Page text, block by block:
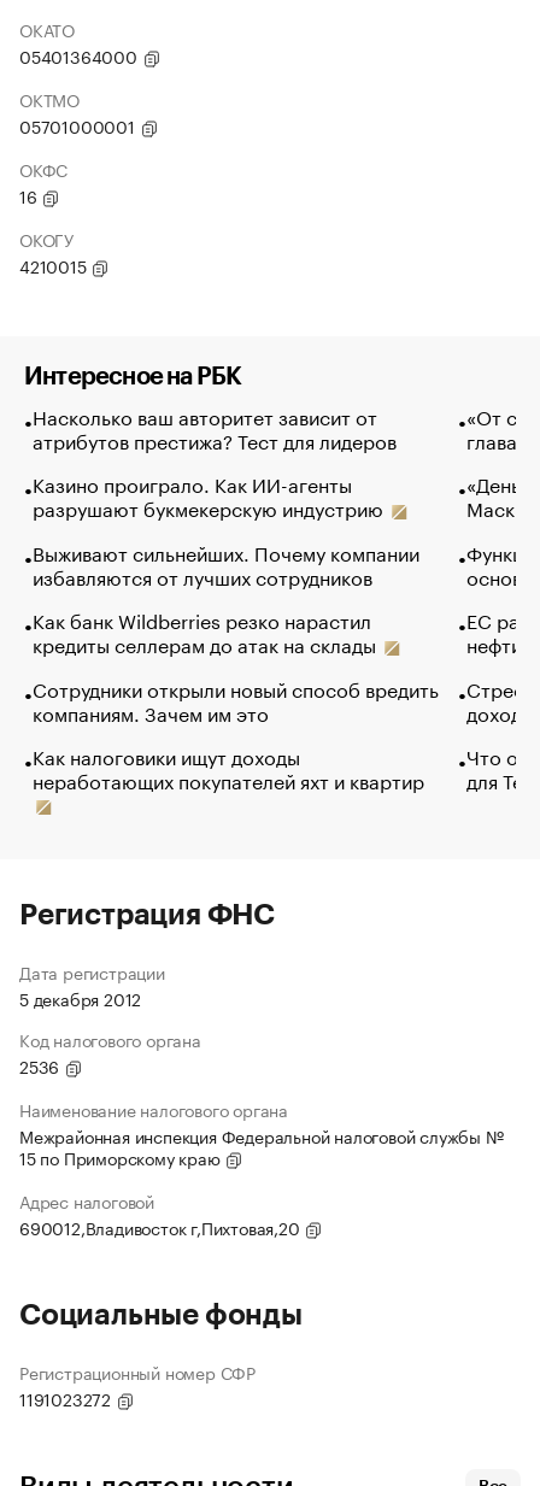
ОКАТО
05401364000
ОКТМО
05701000001
ОКФС
16
ОКОГУ
4210015
Интересное на РБК
Насколько ваш авторитет зависит от
атрибутов престижа? Тест для лидеров
Казино проиграло. Как ИИ-агенты
разрушают букмекерскую индустрию
Выживают сильнейших. Почему компании
избавляются от лучших сотрудников
Как банк Wildberries резко нарастил
кредиты селлерам до атак на склады
Сотрудники открыли новый способ вредить
компаниям. Зачем им это
Как налоговики ищут доходы
неработающих покупателей яхт и квартир
«От
глава
Маск в
основ
ЕС
нефти
Что
для
Регистрация ФНС
Дата регистрации
5 декабря 2012
Код налогового органа
2536
Наименование налогового органа
Межрайонная инспекция Федеральной налоговой службы №
15 по Приморскому краю
Адрес налоговой
690012,Владивосток г,Пихтовая,20
Социальные фонды
Регистрационный номер СФР
1191023272